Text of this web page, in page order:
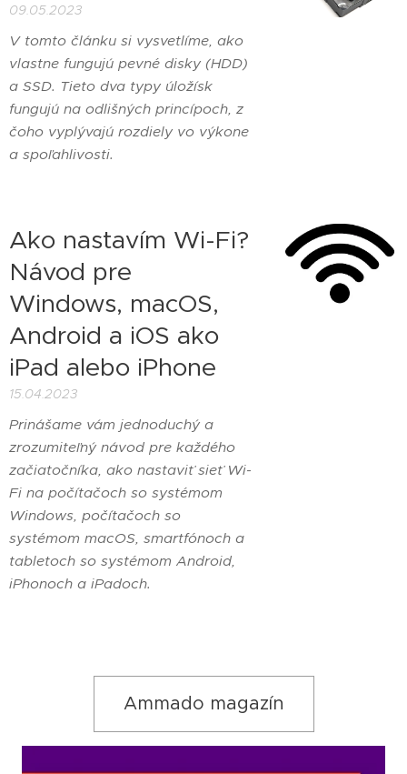
09.05.2023
V tomto článku si vysvetlíme, ako
vlastne fungujú pevné disky (HDD)
a SSD. Tieto dva typy úložísk
fungujú na odlišných princípoch, z
čoho vyplývajú rozdiely vo výkone
a spoľahlivosti.
Ako nastavím Wi-Fi?
Návod pre
Windows, macOS,
Android a iOS ako
iPad alebo iPhone
15.04.2023
Prinášame vám jednoduchý a
zrozumiteľný návod pre každého
začiatočníka, ako nastaviť sieť Wi-
Fi na počítačoch so systémom
Windows, počítačoch so
systémom macOS, smartfónoch a
tabletoch so systémom Android,
iPhonoch a iPadoch.
Ammado magazín